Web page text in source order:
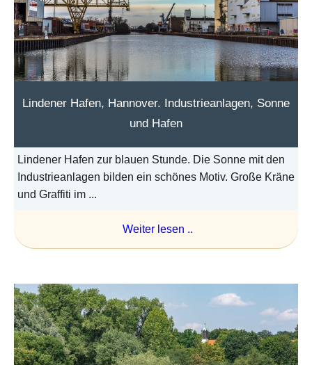
Lindener Hafen, Hannover. Industrieanlagen, Sonne
und Hafen
Lindener Hafen zur blauen Stunde. Die Sonne mit den
Industrieanlagen bilden ein schönes Motiv. Große Kräne
und Graffiti im ...
Weiter lesen ..